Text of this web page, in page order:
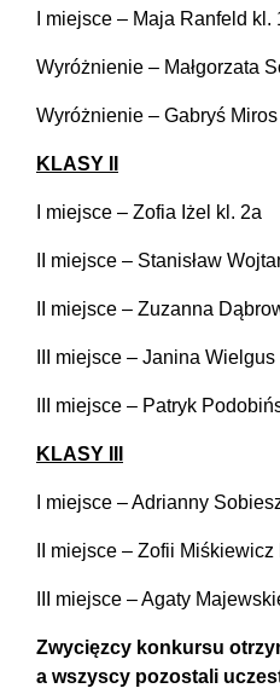
I miejsce – Maja Ranfeld kl.
Wyróżnienie – Małgorzata
Wyróżnienie – Gabryś
KLASY II
I miejsce – Zofia Iżel kl. 2a
II miejsce – Stanisław
II miejsce – Zuzanna
III miejsce – Janina Wielgus
III miejsce – Patryk
KLASY III
I miejsce – Adrianny
II miejsce – Zofii Miśkiewicz
III miejsce – Agaty
Zwycięzcy konkursu
a wszyscy pozostali